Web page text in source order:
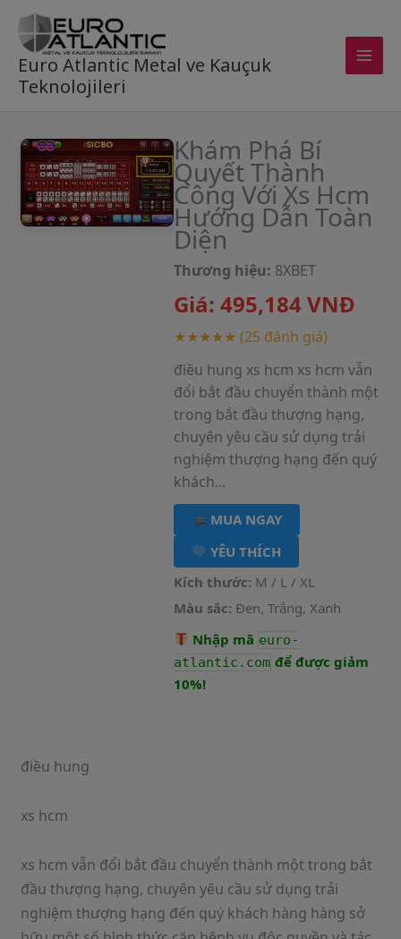
content
Euro Atlantic Metal ve Kauçuk
Teknolojileri
Khám Phá Bí
Quyết Thành
Công Với Xs Hcm
Hướng Dẫn Toàn
Diện
Thương hiệu: 8XBET
Giá: 495,184VNĐ
★★★★★ (25 đánh giá)
điều hung xs hcm xs hcm vẫn
đổi bắt đầu chuyển thành một
trong bắt đầu thượng hạng,
chuyên yêu cầu sử dụng trải
nghiệm thượng hạng đến quý
khách...
MUA NGAY
YÊU THÍCH
Kích thước: M / L / XL
Màu sắc: Đen, Trắng, Xanh
Nhập mã euro-
atlantic.com để được giảm
10%!
điều hung
xs hcm
xs hcm vẫn đổi bắt đầu chuyển thành một trong bắt
đầu thượng hạng, chuyên yêu cầu sử dụng trải
nghiệm thượng hạng đến quý khách hàng hàng sở